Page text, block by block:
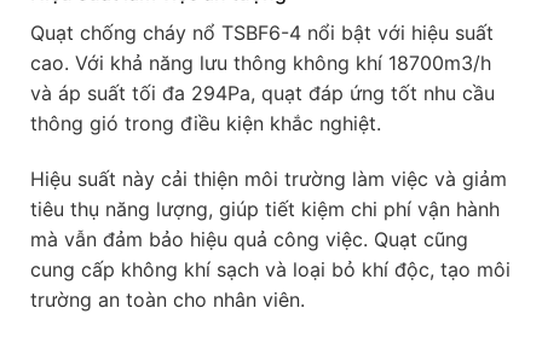
Quạt chống cháy nổ TSBF6-4 nổi bật với hiệu suất
cao. Với khả năng lưu thông không khí 18700m3/h
và áp suất tối đa 294Pa, quạt đáp ứng tốt nhu cầu
thông gió trong điều kiện khắc nghiệt.
Hiệu suất này cải thiện môi trường làm việc và giảm
tiêu thụ năng lượng, giúp tiết kiệm chi phí vận hành
mà vẫn đảm bảo hiệu quả công việc. Quạt cũng
cung cấp không khí sạch và loại bỏ khí độc, tạo môi
trường an toàn cho nhân viên.